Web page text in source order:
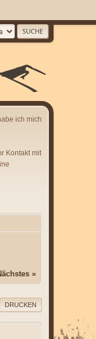
ich mich
Kontakt mit
»
DRUCKEN